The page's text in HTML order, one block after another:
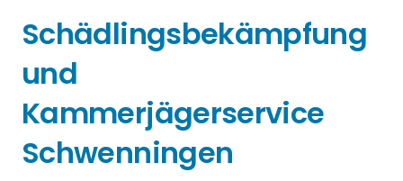
Schädlingsbekämpfung
und
Kammerjägerservice
Schwenningen